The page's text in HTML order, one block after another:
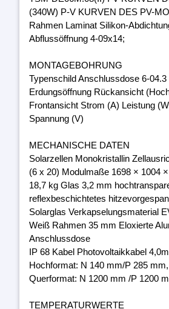
(340W) P-V KURVEN DES PV-
Rahmen Laminat Silikon-
Abflussöffnung 4-09x14;
MONTAGEBOHRUNG
Typenschild Anschlussdose 6-04.3
Erdungsöffnung Rückansicht
Frontansicht Strom (A) Leistung
Spannung (V)
MECHANISCHE DATEN
Solarzellen Monokristallin
(6 x 20) Modulmaße 1698 × 1004
18,7 kg Glas 3,2 mm
reflexbeschichtetes
Solarglas Verkapselungsmaterial
Weiß Rahmen 35 mm Eloxierte
Anschlussdose
IP 68 Kabel Photovoltaikkabel
Hochformat: N 140 mm/P 285 mm,
Querformat: N 1200 mm /P 1200
TEMPERATURWERTE